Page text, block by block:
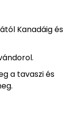
Kanadáig és
a tavaszi és